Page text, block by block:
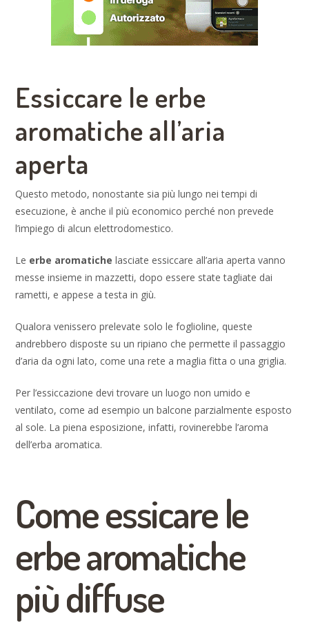
Essiccare le erbe
aromatiche all’aria
aperta
Questo metodo, nonostante sia più lungo nei tempi di
esecuzione, è anche il più economico perché non prevede
l’impiego di alcun elettrodomestico.
Le erbe aromatiche lasciate essiccare all’aria aperta vanno
messe insieme in mazzetti, dopo essere state tagliate dai
rametti, e appese a testa in giù.
Qualora venissero prelevate solo le foglioline, queste
andrebbero disposte su un ripiano che permette il passaggio
d’aria da ogni lato, come una rete a maglia fitta o una griglia.
Per l’essiccazione devi trovare un luogo non umido e
ventilato, come ad esempio un balcone parzialmente esposto
al sole. La piena esposizione, infatti, rovinerebbe l’aroma
dell’erba aromatica.
Come essicare le
erbe aromatiche
più diffuse